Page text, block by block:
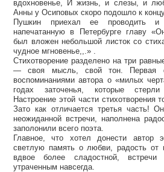
вдохновенье, И жизнь, и слезы, и
Анны у Осиповых скоро подошло к
Пушкин приехал ее проводить
напечатанную в Петербурге главу
был вложен небольшой листок со
чудное мгновенье,,.» .
Стихотворение разделено на три
— своя мысль, свой тон. Первая
воспоминаниями автора о «милых
годах заточенья, которые
Настроение этой части стихотворения
Зато как отличается третья часть!
неожиданной встречи, наполнена
заполонили всего поэта.
Главное, что хотел донести автор
светлую память о любви, радость от
вдвое более сладостной,
утраченным навсегда.